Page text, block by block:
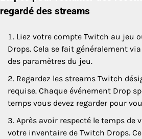
regardé des streams
Liez votre compte Twitch au jeu
Drops. Cela se fait généralement
des paramètres du jeu.
Regardez les streams Twitch
requise. Chaque événement Drop
temps vous devez regarder pour
Après avoir respecté le temps de
votre inventaire de Twitch Drops.